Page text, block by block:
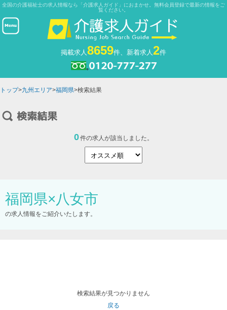
全国の介護福祉士の求人情報なら「介護求人ガイド」におまかせ。無料会員登録で最新の情報をご
覧ください。
掲載求人8659件、新着求人2件
トップ>九州エリア>福岡県>検索結果
0件の求人が該当しました。
福岡県×八女市
の求人情報をご紹介いたします。
検索結果が見つかりません
戻る